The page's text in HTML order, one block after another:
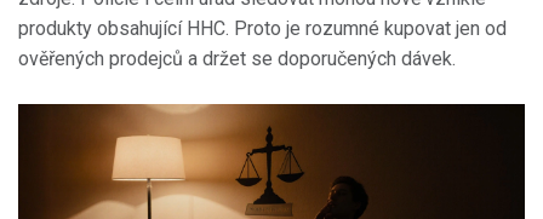
produkty obsahující HHC. Proto je rozumné kupovat jen od
ověřených prodejců a držet se doporučených dávek.